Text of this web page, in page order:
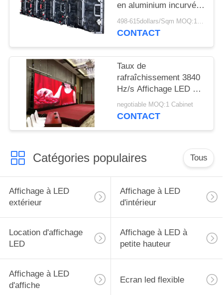
PRIVACY
en aluminium incurvé
500x500mm
Assemblage rapide
498-615dollars/Sqm MOQ:1 m2
CONTACT
Taux de
rafraîchissement 3840
Hz/s Affichage LED de
location à l'intérieur
negotiable MOQ:1 Cabinet
CONTACT
Catégories populaires Tous
Affichage à LED
extérieur
Affichage à LED
d'intérieur
Location d'affichage
LED
Affichage à LED à
petite hauteur
Affichage à LED
d'affiche
Ecran led flexible